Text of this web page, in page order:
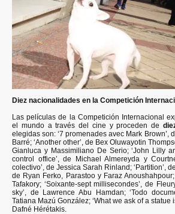
Diez nacionalidades en la Competición
Las películas de la Competición Internacional
el mundo a través del cine y proceden de
elegidas son: ‘7 promenades avec Mark Brown’,
Barré; ‘Another other’, de Bex Oluwayotin
Gianluca y Massimiliano De Serio; ‘John Lilly
control office’, de Michael Almereyda y
colectivo’, de Jessica Sarah Rinland; ‘Partition’,
de Ryan Ferko, Parastoo y Faraz
Tafakory; ‘Soixante-sept millisecondes’, de
sky’, de Lawrence Abu Hamdan; ‘Todo
Tatiana Mazú González; ‘What we ask of a statue
Dafné Hérétakis.